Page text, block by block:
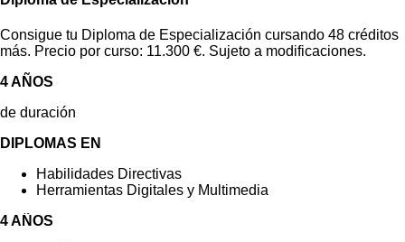
Consigue tu Diploma de Especialización cursando 48 créditos
más. Precio por curso: 11.300 €. Sujeto a modificaciones.
4 AÑOS
de duración
DIPLOMAS EN
Habilidades Directivas
Herramientas Digitales y Multimedia
4 AÑOS